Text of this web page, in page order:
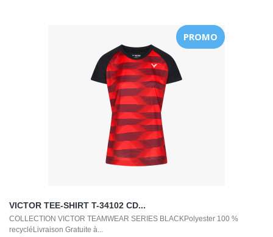
PROMO
VICTOR TEE-SHIRT T-34102 CD...
COLLECTION VICTOR TEAMWEAR SERIES BLACKPolyester 100 %
recycléLivraison Gratuite à...